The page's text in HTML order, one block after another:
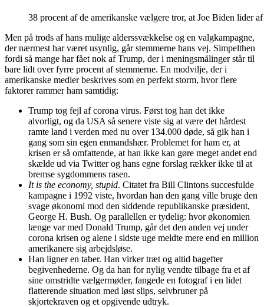
38 procent af de amerikanske vælgere tror, at Joe Biden lider
Men på trods af hans mulige alderssvækkelse og en valgkampagne,
der nærmest har været usynlig, går stemmerne hans vej. Simpelthen
fordi så mange har fået nok af Trump, der i meningsmålinger står til
bare lidt over fyrre procent af stemmerne. En modvilje, der i
amerikanske medier beskrives som en perfekt storm, hvor flere
faktorer rammer ham samtidig:
Trump tog fejl af corona virus. Først tog han det ikke
alvorligt, og da USA så senere viste sig at være det hårdest
ramte land i verden med nu over 134.000 døde, så gik han i
gang som sin egen enmandshær. Problemet for ham er, at
krisen er så omfattende, at han ikke kan gøre meget andet end
skælde ud via Twitter og hans egne forslag rækker ikke til at
bremse sygdommens rasen.
It is the economy, stupid. Citatet fra Bill Clintons succesfulde
kampagne i 1992 viste, hvordan han den gang ville bruge den
svage økonomi mod den siddende republikanske præsident,
George H. Bush. Og parallellen er tydelig: hvor økonomien
længe var med Donald Trump, går det den anden vej under
corona krisen og alene i sidste uge meldte mere end en million
amerikanere sig arbejdsløse.
Han ligner en taber. Han virker træt og altid bagefter
begivenhederne. Og da han for nylig vendte tilbage fra et af
sine omstridte vælgermøder, fangede en fotograf i en lidet
flatterende situation med løst slips, selvbruner på
skjortekraven og et opgivende udtryk.